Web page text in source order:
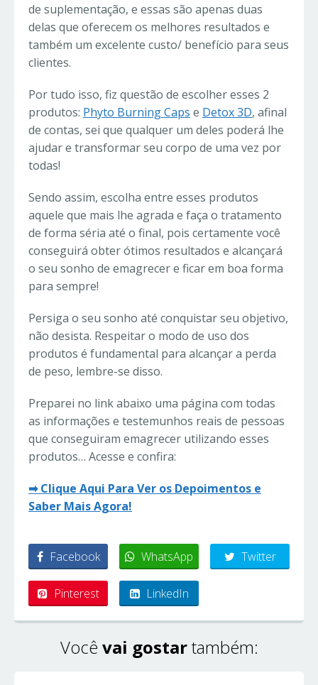
de suplementação, e essas são apenas duas
delas que oferecem os melhores resultados e
também um excelente custo/ benefício para seus
clientes.
Por tudo isso, fiz questão de escolher esses 2
produtos: Phyto Burning Caps e Detox 3D, afinal
de contas, sei que qualquer um deles poderá lhe
ajudar e transformar seu corpo de uma vez por
todas!
Sendo assim, escolha entre esses produtos
aquele que mais lhe agrada e faça o tratamento
de forma séria até o final, pois certamente você
conseguirá obter ótimos resultados e alcançará
o seu sonho de emagrecer e ficar em boa forma
para sempre!
Persiga o seu sonho até conquistar seu objetivo,
não desista. Respeitar o modo de uso dos
produtos é fundamental para alcançar a perda
de peso, lembre-se disso.
Preparei no link abaixo uma página com todas
as informações e testemunhos reais de pessoas
que conseguiram emagrecer utilizando esses
produtos… Acesse e confira:
➡ Clique Aqui Para Ver os Depoimentos e
Saber Mais Agora!
Facebook WhatsApp Twitter
Pinterest LinkedIn
Você vai gostartambém: